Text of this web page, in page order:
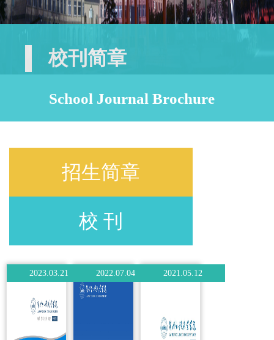
校刊简章
School Journal Brochure
招生简章
校 刊
2023.03.21 2022.07.04 2021.05.12